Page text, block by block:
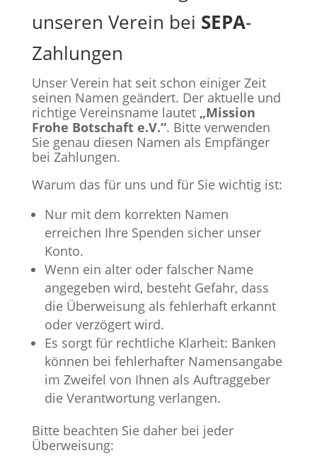
unseren Verein bei SEPA-
Zahlungen
Unser Verein hat seit schon einiger Zeit
seinen Namen geändert. Der aktuelle und
richtige Vereinsname lautet „Mission
Frohe Botschaft e.V.“. Bitte verwenden
Sie genau diesen Namen als Empfänger
bei Zahlungen.
Warum das für uns und für Sie wichtig ist:
Nur mit dem korrekten Namen
erreichen Ihre Spenden sicher unser
Konto.
Wenn ein alter oder falscher Name
angegeben wird, besteht Gefahr, dass
die Überweisung als fehlerhaft erkannt
oder verzögert wird.
Es sorgt für rechtliche Klarheit: Banken
können bei fehlerhafter Namensangabe
im Zweifel von Ihnen als Auftraggeber
die Verantwortung verlangen.
Bitte beachten Sie daher bei jeder
Überweisung: